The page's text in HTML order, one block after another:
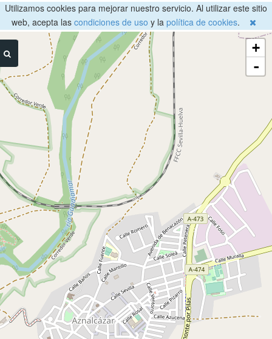
Utilizamos cookies para mejorar nuestro servicio. Al utilizar este sitio
web, acepta las condiciones de uso y la política de cookies.
+
-